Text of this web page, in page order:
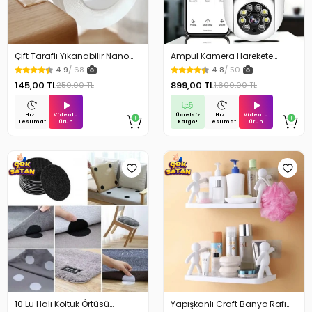
Çift Taraflı Yıkanabilir Nano
Teknoloji Bant 3 mt
4.9/ 68
145,00 TL250,00 TL
Hızlı
Teslimat
Videolu
Ürün
Ampul Kamera Harekete
Duyarlı Gece Görüşlü
4.8/ 50
899,00 TL1.600,00 TL
Ücretsiz
Kargo!
Hızlı
Teslimat
Videolu
Ürün
10 Lu Halı Koltuk Örtüsü
Yapışkanlı Craft Banyo Rafı